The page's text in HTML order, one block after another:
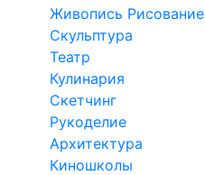
Живопись Рисование
Скульптура
Театр
Кулинария
Скетчинг
Рукоделие
Архитектура
Киношколы